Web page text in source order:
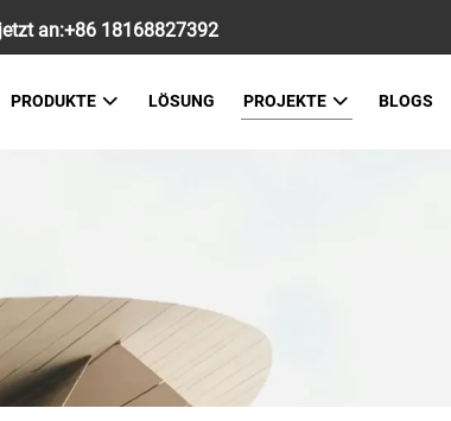
an:+86 18168827392
PRODUKTE LÖSUNG PROJEKTE BLOGS